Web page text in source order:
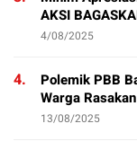
AKSI
4/08/2025
4.
Polemik PBB
Warga
13/08/2025